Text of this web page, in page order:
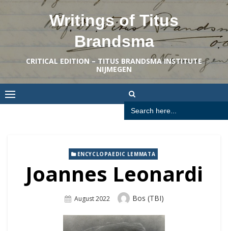
Writings of Titus
Brandsma
CRITICAL EDITION – TITUS BRANDSMA INSTITUTE
NIJMEGEN
Search
for:
ENCYCLOPAEDIC LEMMATA
Joannes Leonardi
Posted
August 2022 Author
Bos (TBI)